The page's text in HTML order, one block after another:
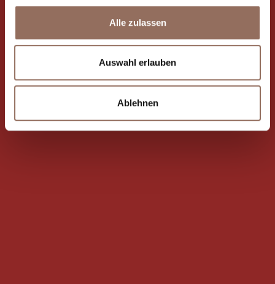
Alle zulassen
Auswahl erlauben
Ablehnen